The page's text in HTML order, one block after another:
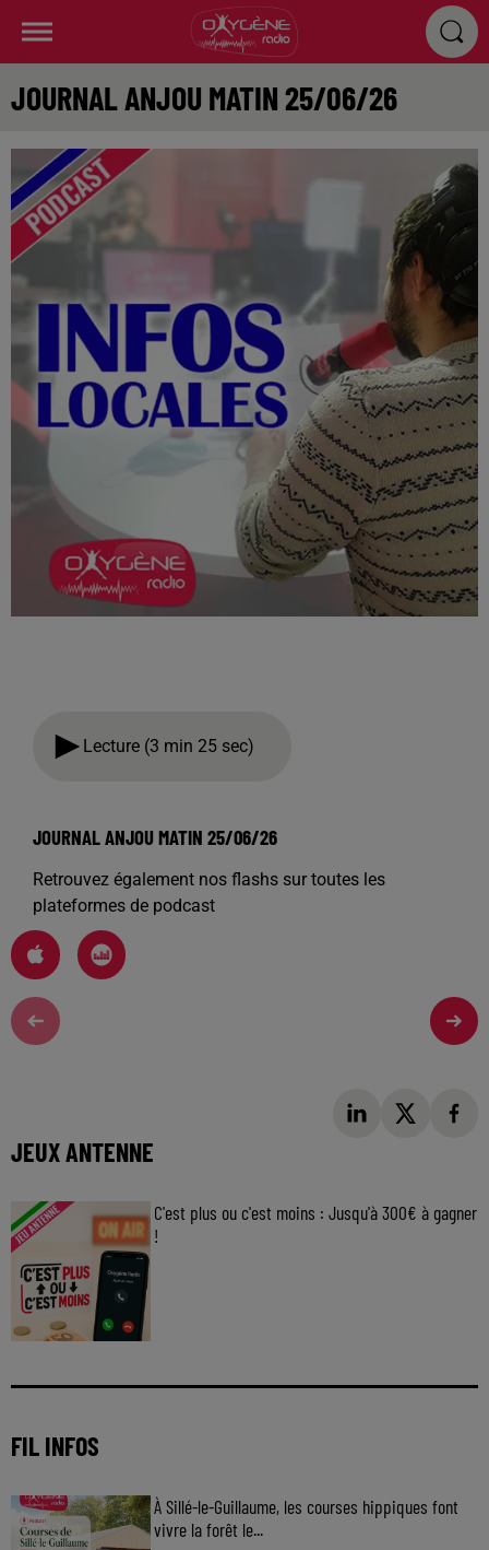
JOURNAL ANJOU MATIN 25/06/26
Lecture (3 min 25 sec)
JOURNAL ANJOU MATIN 25/06/26
Retrouvez également nos flashs sur toutes les
plateformes de podcast
JEUX ANTENNE
C'est plus ou c'est moins : Jusqu'à 300€ à gagner
!
FIL INFOS
À Sillé-le-Guillaume, les courses hippiques font
vivre la forêt le...